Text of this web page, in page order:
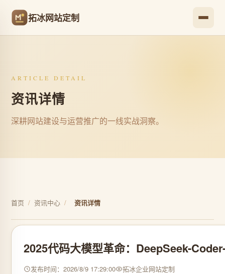
拓冰网站定制
ARTICLE DETAIL
资讯详情
深耕网站建设与运营推广的一线实战洞察。
首页 / 资讯中心 / 资讯详情
2025代码大模型革命：DeepSeek-
发布时间：2026/8/9 17:29:00 拓冰企业网站定制